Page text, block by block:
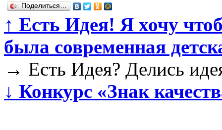
Поделиться…
↑ Есть Идея! Я хочу
была современная
→ Есть Идея? Делись
↓ Конкурс «Знак